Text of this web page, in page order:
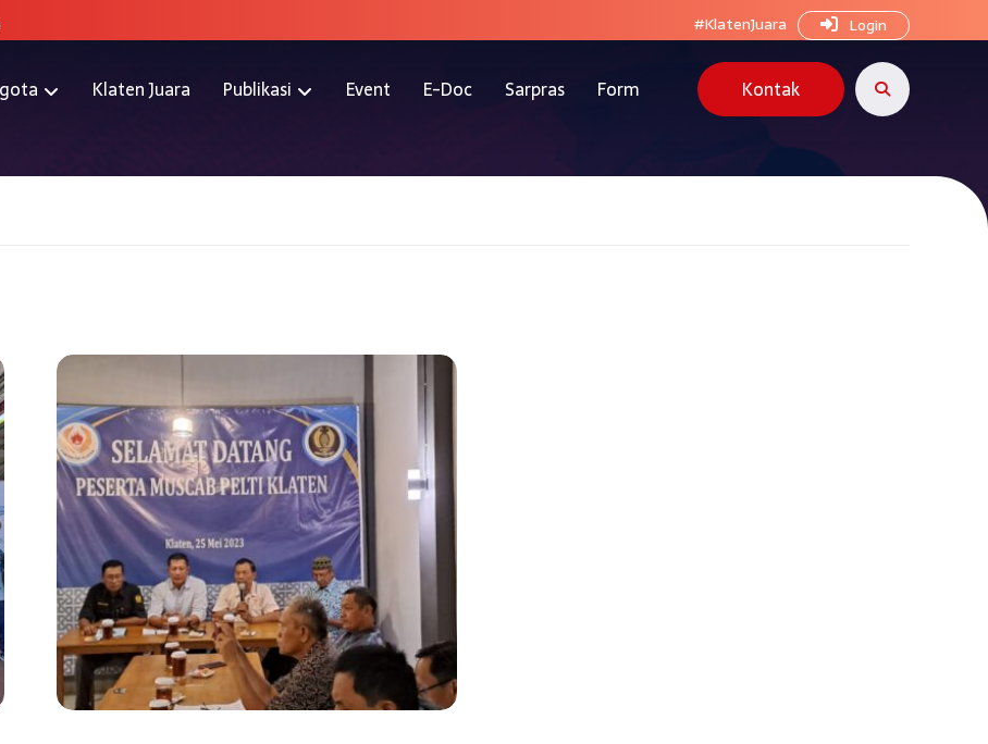
Login
#KlatenJuara
Klaten Juara Publikasi Event E-Doc Sarpras Form Kontak